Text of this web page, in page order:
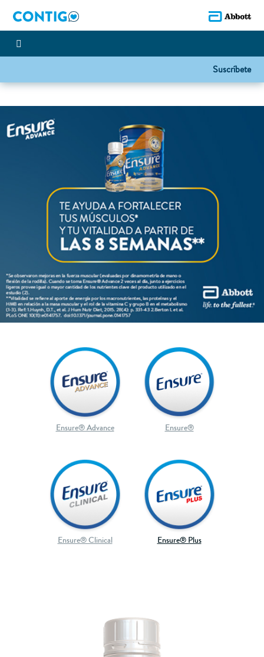
Suscríbete
Ensure® Advance Ensure®
Ensure® Clinical Ensure® Plus